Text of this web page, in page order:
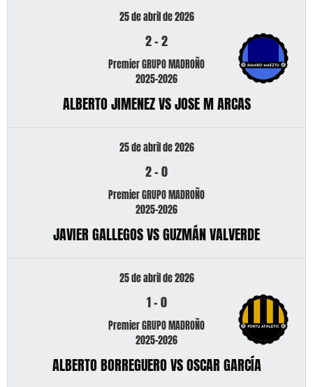
25 de abril de 2026
2-2
Premier GRUPO MADROÑO
2025-2026
ALBERTO JIMENEZ VS JOSE M ARCAS
25 de abril de 2026
2-0
Premier GRUPO MADROÑO
2025-2026
JAVIER GALLEGOS VS GUZMÁN VALVERDE
25 de abril de 2026
1-0
Premier GRUPO MADROÑO
2025-2026
ALBERTO BORREGUERO VS OSCAR GARCÍA